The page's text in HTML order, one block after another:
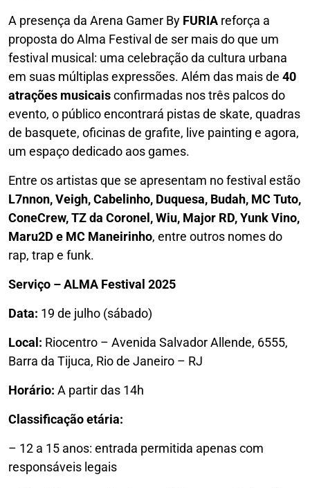
A presença da Arena Gamer By FURIA reforça a
proposta do Alma Festival de ser mais do que um
festival musical: uma celebração da cultura urbana
em suas múltiplas expressões. Além das mais de 40
atrações musicaisconfirmadas nos três palcos do
evento, o público encontrará pistas de skate, quadras
de basquete, oficinas de grafite, live painting e agora,
um espaço dedicado aos games.
Entre os artistas que se apresentam no festival estão
L7nnon, Veigh, Cabelinho, Duquesa, Budah, MC Tuto,
ConeCrew, TZ da Coronel, Wiu, Major RD, Yunk Vino,
Maru2D e MC Maneirinho, entre outros nomes do
rap, trap e funk.
Serviço – ALMA Festival 2025
Data: 19 de julho (sábado)
Local: Riocentro – Avenida Salvador Allende, 6555,
Barra da Tijuca, Rio de Janeiro – RJ
Horário: A partir das 14h
Classificação etária:
– 12 a 15 anos: entrada permitida apenas com
responsáveis legais